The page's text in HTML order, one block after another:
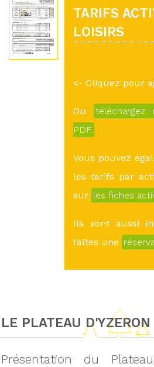
TARIFS
LOISIRS
<- Cliquez pour
Ou
PDF.
Vous pouvez
les tarifs par
sur les fiches
Ils sont aussi
faîtes une
LE PLATEAU
Présentation du